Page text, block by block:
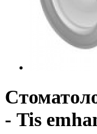
- Tis